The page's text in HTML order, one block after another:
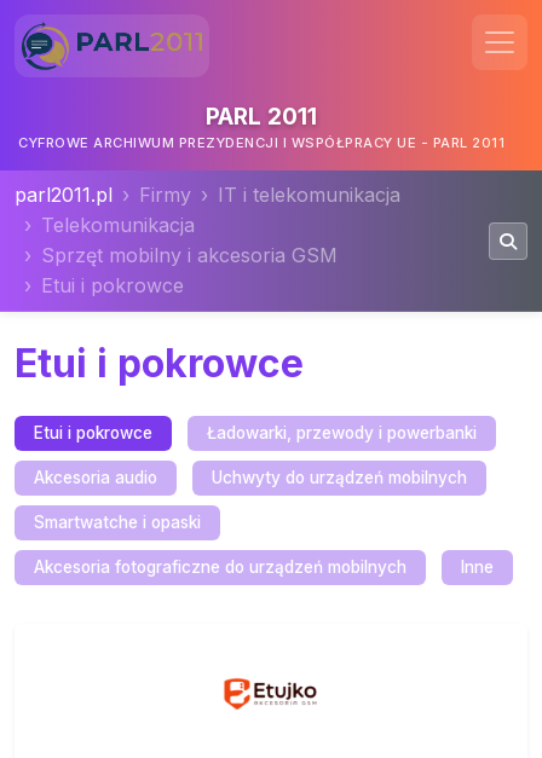
PARL 2011
CYFROWE ARCHIWUM PREZYDENCJI I WSPÓŁPRACY UE - PARL 2011
parl2011.pl Firmy
IT i telekomunikacja
Telekomunikacja
Sprzęt mobilny i akcesoria GSM
Etui i pokrowce
Etui i pokrowce
Etui i pokrowce Ładowarki, przewody i powerbanki
Akcesoria audio Uchwyty do urządzeń mobilnych
Smartwatche i opaski
Akcesoria fotograficzne do urządzeń mobilnych Inne